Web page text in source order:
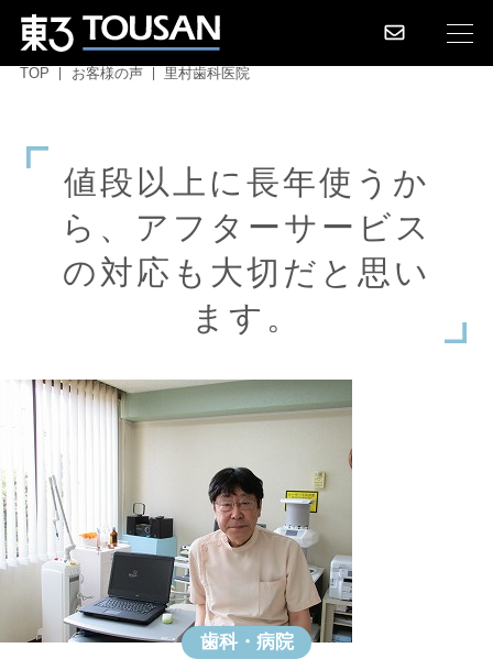
TOP お客様の声 里村歯科医院
値段 以 上 に 長年使 う か
ら 、 ア フ タ ーサ ー ビ ス
の対応 も 大切 だ と 思 い
ま す 。
歯科・病院